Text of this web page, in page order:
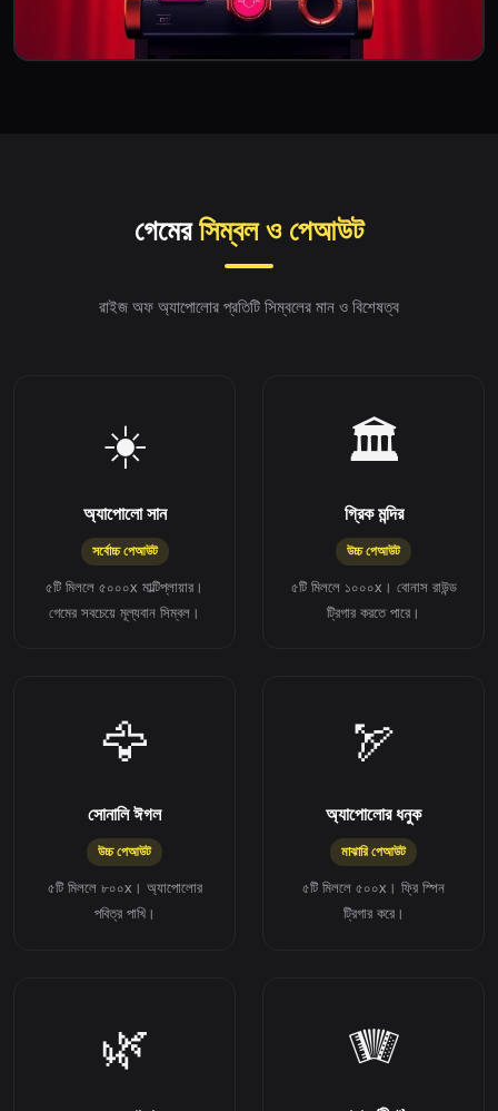
গেমেরসিম্বল ও পেআউট
রাইজ অফ অ্যাপোলোর প্রতিটি সিম্বলের মান ও বিশেষত্ব
☀️
অ্যাপোলো সান
সর্বোচ্চ পেআউট
৫টি মিললে ৫০০০x মাল্টিপ্লায়ার।
গেমের সবচেয়ে মূল্যবান সিম্বল।
🏛️
গ্রিক মন্দির
উচ্চ পেআউট
৫টি মিললে ১০০০x। বোনাস রাউন্ড
ট্রিগার করতে পারে।
🦅
সোনালি ঈগল
উচ্চ পেআউট
৫টি মিললে ৮০০x। অ্যাপোলোর
পবিত্র পাখি।
🏹
অ্যাপোলোর ধনুক
মাঝারি পেআউট
৫টি মিললে ৫০০x। ফ্রি স্পিন
ট্রিগার করে।
🌿 🪗